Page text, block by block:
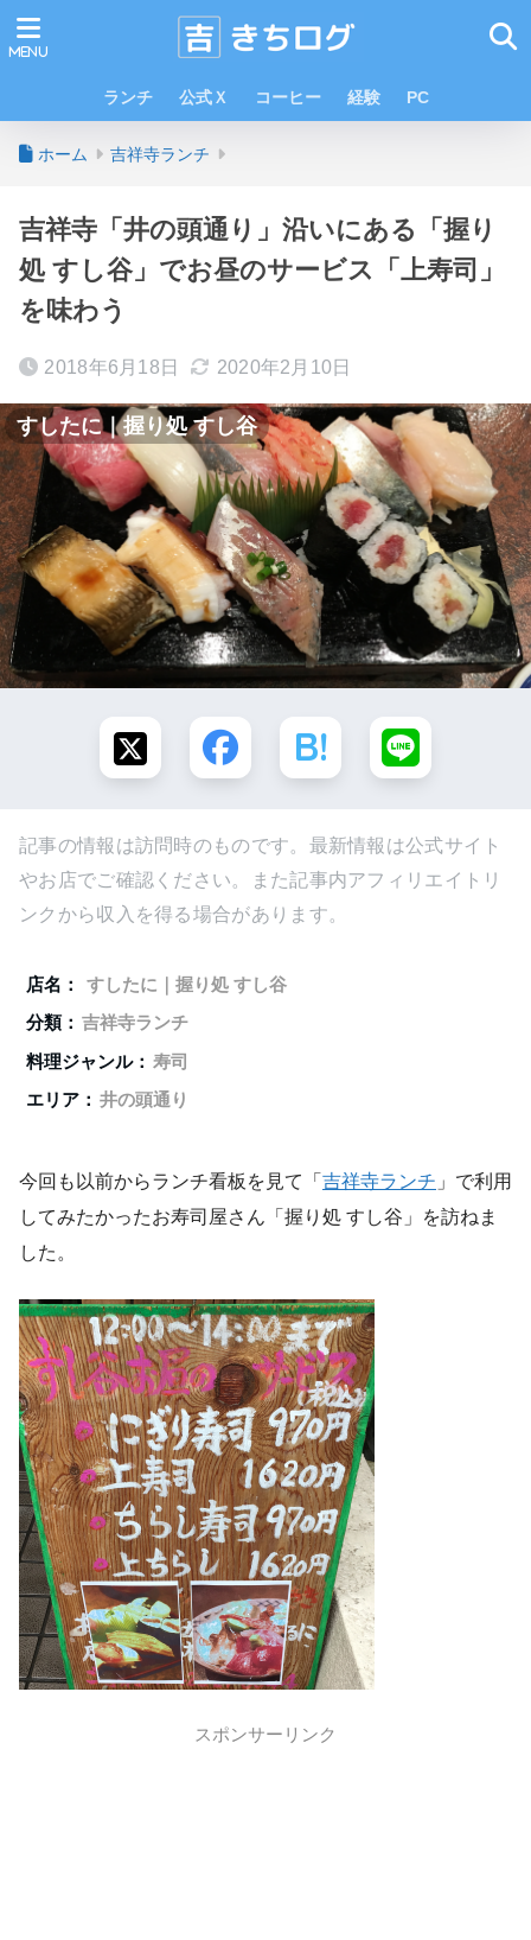
ランチ 公式Ｘ コーヒー 経験 PC
ホーム 吉祥寺ランチ
吉祥寺「井の頭通り」沿いにある「握り
処 すし谷」でお昼のサービス「上寿司」
を味わう
2018年6月18日 2020年2月10日
すしたに｜握り処 すし谷
記事の情報は訪問時のものです。最新情報は公式サイト
やお店でご確認ください。また記事内アフィリエイトリ
ンクから収入を得る場合があります。
店名：
すしたに｜握り処 すし谷
分類： 吉祥寺ランチ
料理ジャンル： 寿司
エリア： 井の頭通り
今回も以前からランチ看板を見て「 吉祥寺ランチ 」で利用
してみたかったお寿司屋さん「握り処 すし谷」を訪ねま
した。
スポンサーリンク